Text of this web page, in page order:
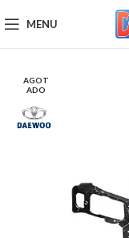
MENU
AGOT
ADO